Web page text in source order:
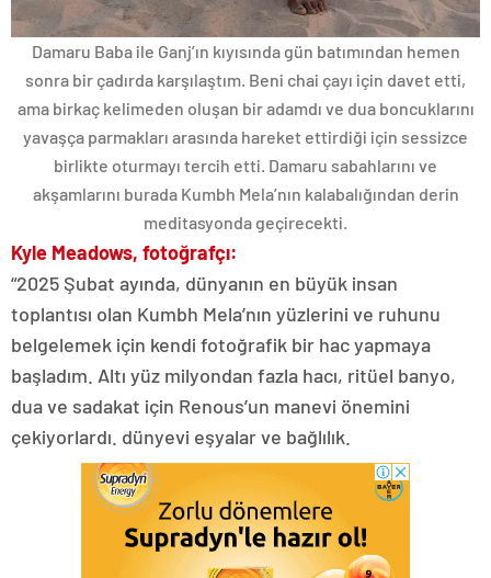
Damaru Baba ile Ganj’ın kıyısında gün batımından hemen
sonra bir çadırda karşılaştım. Beni chai çayı için davet etti,
ama birkaç kelimeden oluşan bir adamdı ve dua boncuklarını
yavaşça parmakları arasında hareket ettirdiği için sessizce
birlikte oturmayı tercih etti. Damaru sabahlarını ve
akşamlarını burada Kumbh Mela’nın kalabalığından derin
meditasyonda geçirecekti.
Kyle Meadows, fotoğrafçı:
“2025 Şubat ayında, dünyanın en büyük insan
toplantısı olan Kumbh Mela’nın yüzlerini ve ruhunu
belgelemek için kendi fotoğrafik bir hac yapmaya
başladım. Altı yüz milyondan fazla hacı, ritüel banyo,
dua ve sadakat için Renous’un manevi önemini
çekiyorlardı. dünyevi eşyalar ve bağlılık.